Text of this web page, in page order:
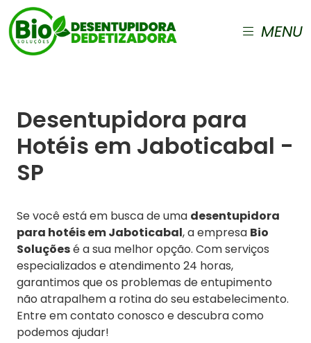
MENU
Desentupidora para
Hotéis em Jaboticabal -
SP
Se você está em busca de uma desentupidora
para hotéis em Jaboticabal, a empresa Bio
Soluçõesé a sua melhor opção. Com serviços
especializados e atendimento 24 horas,
garantimos que os problemas de entupimento
não atrapalhem a rotina do seu estabelecimento.
Entre em contato conosco e descubra como
podemos ajudar!